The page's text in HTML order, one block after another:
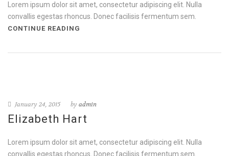
Lorem ipsum dolor sit amet, consectetur adipiscing elit. Nulla
convallis egestas rhoncus. Donec facilisis fermentum sem.
CONTINUE READING
January 24, 2015 by admin
Elizabeth Hart
Lorem ipsum dolor sit amet, consectetur adipiscing elit. Nulla
convallis egestas rhoncus. Donec facilisis fermentum sem.